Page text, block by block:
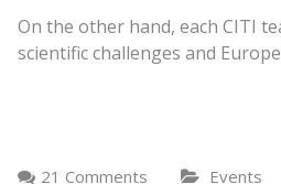
On the other hand, each CITI
scientific challenges and
21 Comments Events